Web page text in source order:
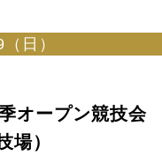
日）
オープン競技会
場）